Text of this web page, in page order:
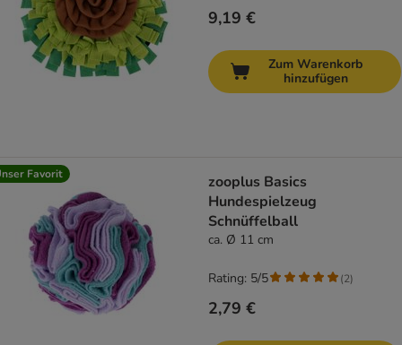
9,19 €
Zum Warenkorb
hinzufügen
Favorit
zooplus Basics
Hundespielzeug
Schnüffelball
ca. Ø 11 cm
2,79 €
Rating: 5/5 (2)